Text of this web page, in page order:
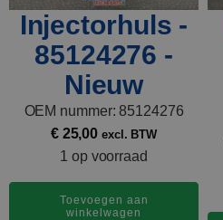
Injectorhuls -
85124276 -
Nieuw
OEM nummer: 85124276
€25,00 excl. BTW
1 op voorraad
Toevoegen aan
winkelwagen